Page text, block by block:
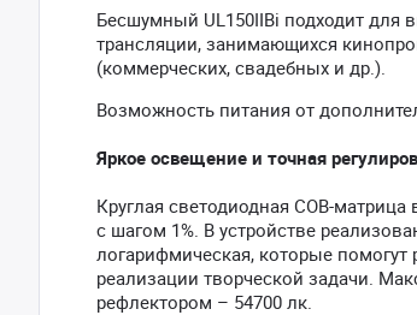
Бесшумный UL150IIBi подходит для
трансляции, занимающихся
(коммерческих, свадебных и др.).
Возможность питания от
Яркое освещение и точная
Круглая светодиодная COB-
с шагом 1%. В устройстве
логарифмическая, которые
реализации творческой задачи.
рефлектором – 54700 лк.